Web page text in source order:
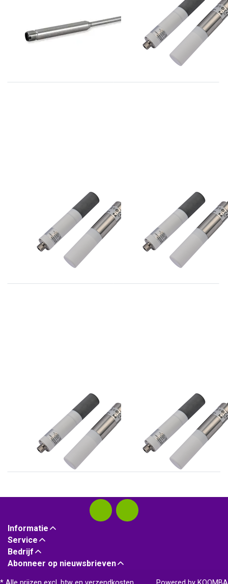
opnemers tot
5000ppm
EE872 serie CO2
opnemers tot
2000ppm
EE872 serie CO2
opnemers tot 1%
EE872 serie CO2
opnemers tot 3%
EE872 serie CO2
opnemers tot 5%
Informatie
Service
Bedrijf
Abonneer op nieuwsbrieven